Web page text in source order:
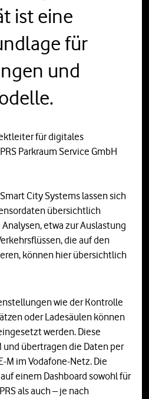
ist eine
für
und
für digitales
Parkraum Service GmbH
City Systems lassen sich
übersichtlich
etwa zur Auslastung
die auf den
können hier übersichtlich
wie der Kontrolle
oder Ladesäulen können
werden. Diese
übertragen die Daten per
M im Vodafone-Netz. Die
einem Dashboard sowohl für
als auch – je nach